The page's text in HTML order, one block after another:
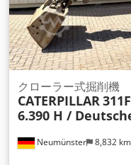
Neumünster 8,832 km
クローラー式掘削機
CATERPILLAR
6.390 H /